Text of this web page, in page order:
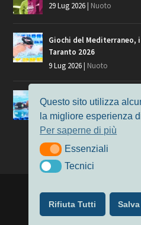
29 Lug 2026 Nuoto
Giochi del Mediterraneo,
Taranto 2026
9 Lug 2026 Nuoto
Europei di Nuoto Parigi
manca?
7 Lug 2026
Nuoto
Nuoto
MasterS Podcast Il
Privacy &
Questo sito utilizza
la migliore esperienza
Per saperne di più
EssenzialiEssenziali
TecniciTecnici
Rifiuta Tutti